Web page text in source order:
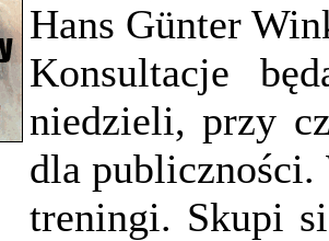
Hans Günter
Konsultacje
niedzieli, przy
dla publiczności.
treningi. Skupi